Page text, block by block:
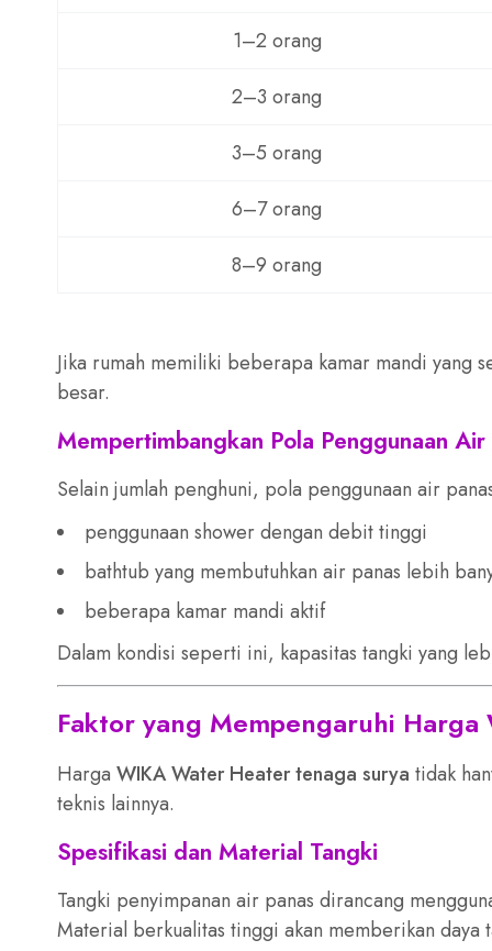
1–2 orang
2–3 orang
3–5 orang
6–7 orang
8–9 orang
Jika rumah memiliki beberapa kamar mandi yang
besar.
Mempertimbangkan Pola Penggunaan Air
Selain jumlah penghuni, pola penggunaan air
penggunaan shower dengan debit tinggi
bathtub yang membutuhkan air panas lebih
beberapa kamar mandi aktif
Dalam kondisi seperti ini, kapasitas tangki yang
Faktor yang Mempengaruhi
Harga WIKA Water Heater tenaga surya tidak
teknis lainnya.
Spesifikasi dan Material Tangki
Tangki penyimpanan air panas dirancang
Material berkualitas tinggi akan memberikan daya